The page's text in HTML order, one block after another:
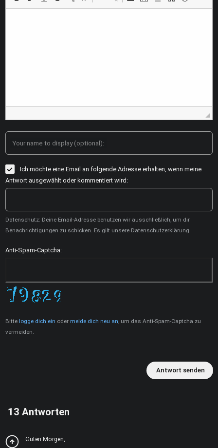
Your name to display (optional):
Ich möchte eine Email an folgende Adresse erhalten, wenn meine
Antwort ausgewählt oder kommentiert wird:
Datenschutz: Deine Email-Adresse benutzen wir ausschließlich, um dir
Benachrichtigungen zu schicken. Es gilt unsere Datenschutzerklärung.
Anti-Spam-Captcha:
Bitte logge dich ein oder melde dich neu an , um das Anti-Spam-Captcha zu
vermeiden.
Antwort senden
13 Antworten
Guten Morgen,